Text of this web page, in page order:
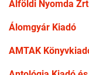
Alföldi Nyomda
Álomgyár Kiadó
AMTAK